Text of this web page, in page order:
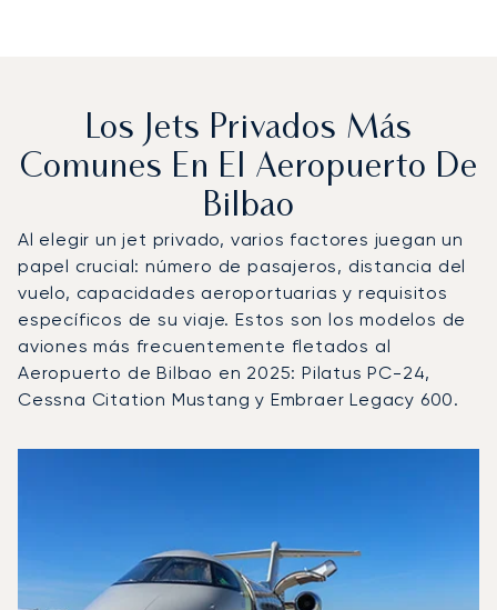
Los Jets Privados Más
Comunes En El Aeropuerto De
Bilbao
Al elegir un jet privado, varios factores juegan un
papel crucial: número de pasajeros, distancia del
vuelo, capacidades aeroportuarias y requisitos
específicos de su viaje. Estos son los modelos de
aviones más frecuentemente fletados al
Aeropuerto de Bilbao en 2025: Pilatus PC-24,
Cessna Citation Mustang y Embraer Legacy 600.